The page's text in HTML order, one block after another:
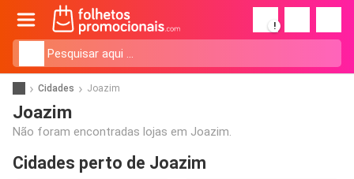
!
Cidades Joazim
Joazim
Não foram encontradas lojas em Joazim.
Cidades perto de Joazim